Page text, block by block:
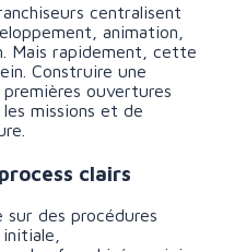
centralisent
animation,
Mais rapidement, cette
Construire une
ouvertures
missions et de
clairs
sur des procédures